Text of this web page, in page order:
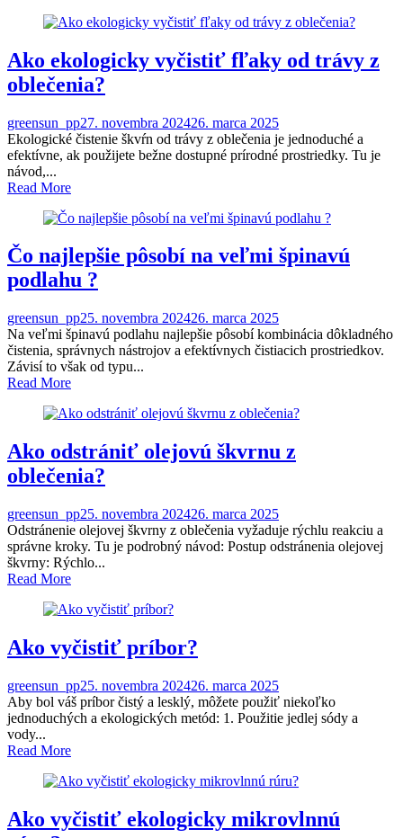
Ako ekologicky vyčistiť fľaky od trávy z
oblečenia?
greensun_pp27. novembra 202426. marca 2025
Ekologické čistenie škvŕn od trávy z oblečenia je jednoduché a
efektívne, ak použijete bežne dostupné prírodné prostriedky. Tu je
návod,...
Read More
Čo najlepšie pôsobí na veľmi špinavú
podlahu ?
greensun_pp25. novembra 202426. marca 2025
Na veľmi špinavú podlahu najlepšie pôsobí kombinácia dôkladného
čistenia, správnych nástrojov a efektívnych čistiacich prostriedkov.
Závisí to však od typu...
Read More
Ako odstrániť olejovú škvrnu z
oblečenia?
greensun_pp25. novembra 202426. marca 2025
Odstránenie olejovej škvrny z oblečenia vyžaduje rýchlu reakciu a
správne kroky. Tu je podrobný návod: Postup odstránenia olejovej
škvrny: Rýchlo...
Read More
Ako vyčistiť príbor?
greensun_pp25. novembra 202426. marca 2025
Aby bol váš príbor čistý a lesklý, môžete použiť niekoľko
jednoduchých a ekologických metód: 1. Použitie jedlej sódy a
vody...
Read More
Ako vyčistiť ekologicky mikrovlnnú